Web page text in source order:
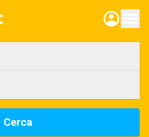
Cerca